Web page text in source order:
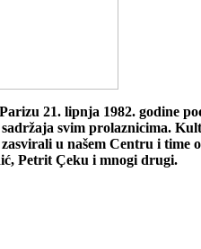
21. lipnja 1982. godine
svim prolaznicima.
u našem Centru i
Petrit Çeku i mnogi drugi.